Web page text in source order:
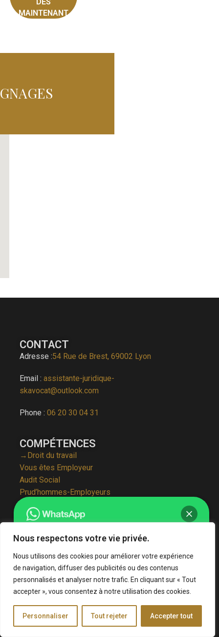
Nous respectons votre vie privée.
Nous utilisons des cookies pour améliorer votre expérience
de navigation, diffuser des publicités ou des contenus
personnalisés et analyser notre trafic. En cliquant sur « Tout
accepter », vous consentez à notre utilisation des cookies.
Personnaliser Tout rejeter Accepter tout
MAINTENANT
CONTACT
Adresse :54 Rue de Brest, 69002 Lyon
Email : assistante-juridique-
skavocat@outlook.com
Phone : 06 20 30 04 31
COMPÉTENCES
→Droit du travail
Vous êtes Employeur
Audit Social
Prud’hommes-Employeurs
CSE (Comité Social Économique)
Discrimination
Harcèlement
Licenciement
Prud’hommes-Salariés
Rappel de salaire
Sanction disciplinaire
→Droit des affaires et des sociétés
Bonjour je suis Me. Sarah Khelifaoui. 👋
Comment puis-je vous aider ?
Chat ouvert